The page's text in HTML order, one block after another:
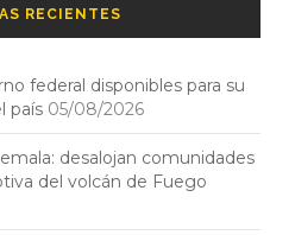
RECIENTES
federal disponibles para su
país 05/08/2026
desalojan comunidades
del volcán de Fuego